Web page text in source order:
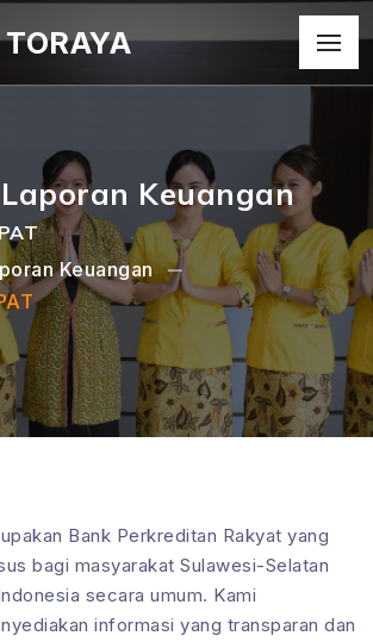
Keuangan
Keuangan
Bank Perkreditan Rakyat yang
bagi masyarakat Sulawesi-Selatan
secara umum. Kami
informasi yang transparan dan